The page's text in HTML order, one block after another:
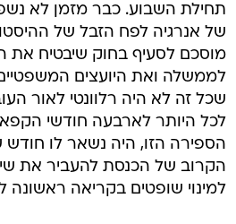
תחילת השבוע. כבר מזמן לא
של אנרגיה לפח הזבל של
מוסכם לסעיף בחוק שיבטיח את
לממשלה ואת היועצים
שכל זה לא היה רלוונטי לאור
לכל היותר לארבעה חודשי
הספירה הזו, היה נשאר לו
הקרוב של הכנסת להעביר את
למינוי שופטים בקריאה ראשונה